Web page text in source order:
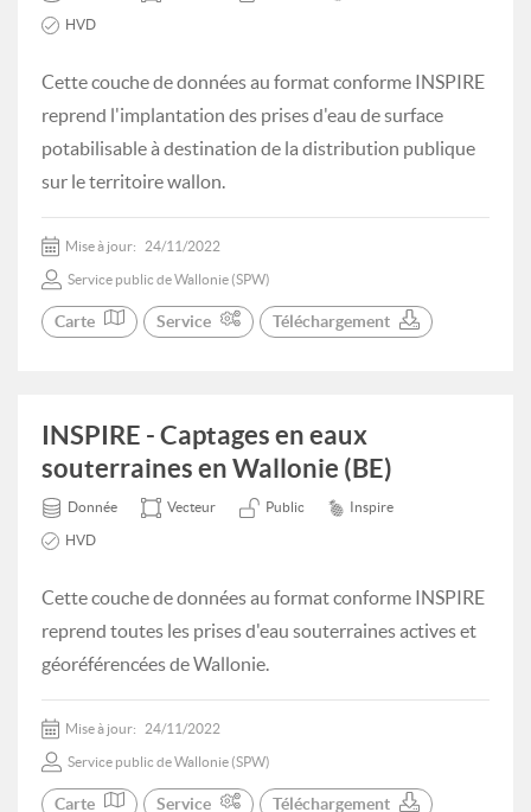
HVD
Cette couche de données au format conforme INSPIRE
reprend l'implantation des prises d'eau de surface
potabilisable à destination de la distribution publique
sur le territoire wallon.
Mise à jour: 24/11/2022
Service public de Wallonie (SPW)
Carte Service Téléchargement
INSPIRE - Captages en eaux
souterraines en Wallonie (BE)
Donnée Vecteur Public Inspire
HVD
Cette couche de données au format conforme INSPIRE
reprend toutes les prises d'eau souterraines actives et
géoréférencées de Wallonie.
Mise à jour: 24/11/2022
Service public de Wallonie (SPW)
Carte Service Téléchargement